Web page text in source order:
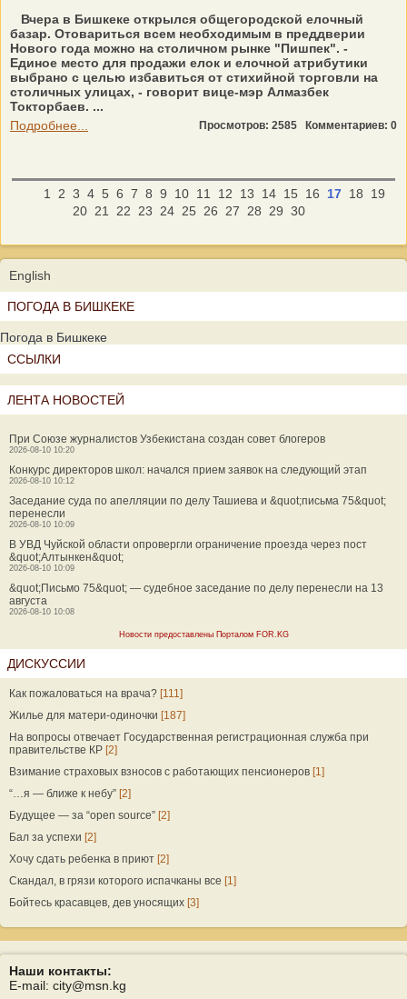
Вчера в Бишкеке открылся общегородской елочный
базар. Отовариться всем необходимым в преддверии
Нового года можно на столичном рынке "Пишпек". -
Единое место для продажи елок и елочной атрибутики
выбрано с целью избавиться от стихийной торговли на
столичных улицах, - говорит вице-мэр Алмазбек
Токторбаев. ...
Подробнее...
Просмотров: 2585 Комментариев: 0
1 2 3 4 5 6 7 8 9 10 11 12 13 14 15 16 17 18
19
20 21 22 23 24 25 26 27 28 29 30
English
ПОГОДА В БИШКЕКЕ
Погода в Бишкеке
ССЫЛКИ
ЛЕНТА НОВОСТЕЙ
При Союзе журналистов Узбекистана создан совет блогеров
2026-08-10 10:20
Конкурс директоров школ: начался прием заявок на следующий этап
2026-08-10 10:12
Заседание суда по апелляции по делу Ташиева и &quot;письма 75&quot;
перенесли
2026-08-10 10:09
В УВД Чуйской области опровергли ограничение проезда через пост
&quot;Алтынкен&quot;
2026-08-10 10:09
&quot;Письмо 75&quot; — судебное заседание по делу перенесли на 13
августа
2026-08-10 10:08
Новости предоставлены Порталом FOR.KG
ДИСКУССИИ
Как пожаловаться на врача? [111]
Жилье для матери-одиночки [187]
На вопросы отвечает Государственная регистрационная служба при
правительстве КР [2]
Взимание страховых взносов с работающих пенсионеров [1]
“…я — ближе к небу” [2]
Будущее — за “open source” [2]
Бал за успехи [2]
Хочу сдать ребенка в приют [2]
Скандал, в грязи которого испачканы все [1]
Бойтесь красавцев, дев уносящих [3]
Наши контакты:
E-mail: city@msn.kg